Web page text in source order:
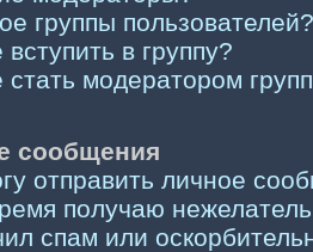
группы пользователей?
в группу?
стать модератором
сообщения
отправить личное
получаю
спам или